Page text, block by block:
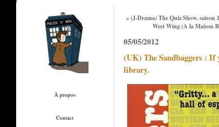
À propos
Contact
« (J-Drama) The Quiz Show, saison
West Wing (A la Maison
05/05/2012
(UK) The Sandbaggers : If
library.